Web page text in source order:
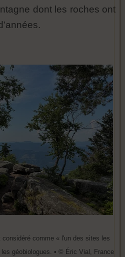
dont les roches ont
considéré comme « l'un des sites les
géobiologues. • © Éric Vial, France